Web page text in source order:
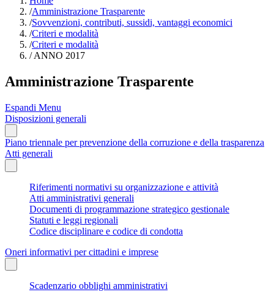
/Amministrazione Trasparente
/Sovvenzioni, contributi, sussidi, vantaggi economici
/Criteri e modalità
/Criteri e modalità
/ANNO 2017
Amministrazione Trasparente
Espandi Menu
Disposizioni generali
Piano triennale per prevenzione della corruzione e della trasparenza
Atti generali
Riferimenti normativi su organizzazione e attività
Atti amministrativi generali
Documenti di programmazione strategico gestionale
Statuti e leggi regionali
Codice disciplinare e codice di condotta
Oneri informativi per cittadini e imprese
Scadenzario obblighi amministrativi